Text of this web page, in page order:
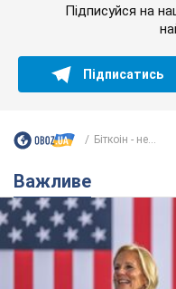
Підписуйся на
Підписатись
Біткоін - не...
Важливе